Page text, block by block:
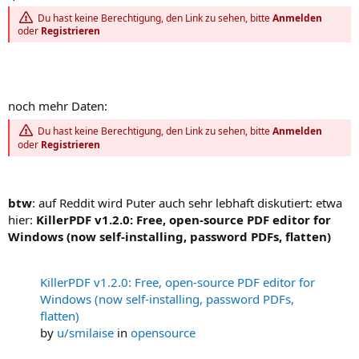
Du hast keine Berechtigung, den Link zu sehen, bitteAnmelden
oder Registrieren
noch mehr Daten:
Du hast keine Berechtigung, den Link zu sehen, bitteAnmelden
oder Registrieren
btw: auf Reddit wird Puter auch sehr lebhaft diskutiert: etwa
hier: KillerPDF v1.2.0: Free, open-source PDF editor for
Windows (now self-installing, password PDFs, flatten)
KillerPDF v1.2.0: Free, open-source PDF editor for
Windows (now self-installing, password PDFs,
flatten)
by u/smilaise in opensource